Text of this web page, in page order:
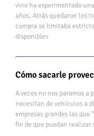
vino ha experimentado
años. Atrás quedaron los
compra se limitaba
disponibles
Cómo sacarle
A veces no nos paramos a
necesitan de vehículos a
empresas grandes las que
fin de que puedan realizar